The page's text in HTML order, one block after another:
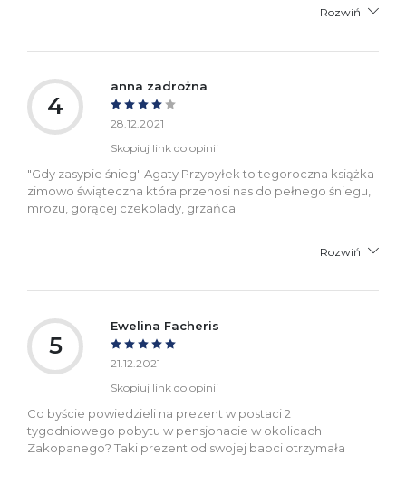
Rozwiń
4
anna zadrożna
28.12.2021
Skopiuj link do opinii
"Gdy zasypie śnieg" Agaty Przybyłek to tegoroczna książka
zimowo świąteczna która przenosi nas do pełnego śniegu,
mrozu, gorącej czekolady, grzańca
Rozwiń
5
Ewelina Facheris
21.12.2021
Skopiuj link do opinii
Co byście powiedzieli na prezent w postaci 2
tygodniowego pobytu w pensjonacie w okolicach
Zakopanego? Taki prezent od swojej babci otrzymała